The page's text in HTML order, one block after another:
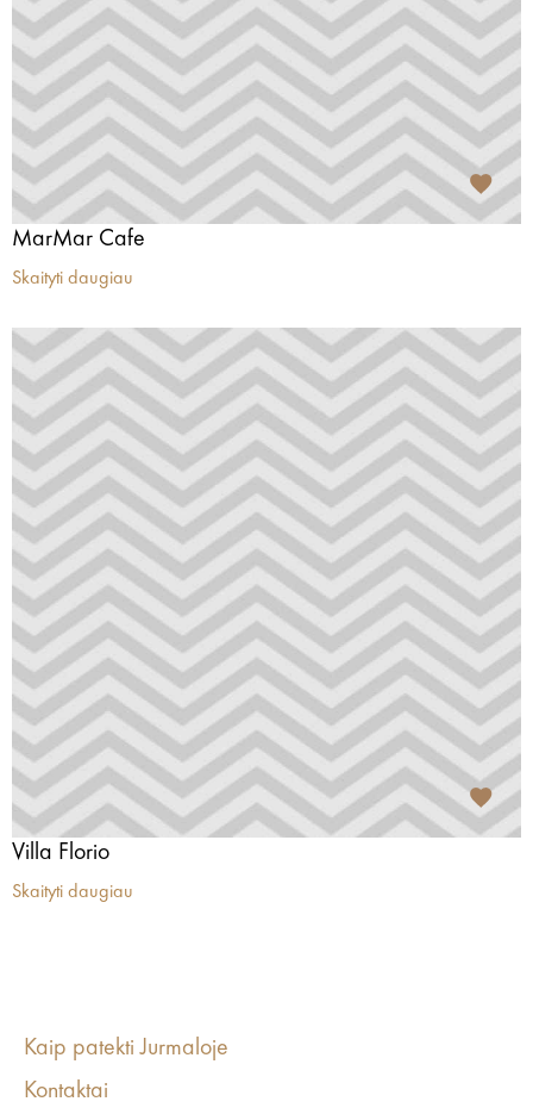
MarMar Cafe
Skaityti daugiau
Villa Florio
Skaityti daugiau
Kaip patekti Jurmaloje
Kontaktai